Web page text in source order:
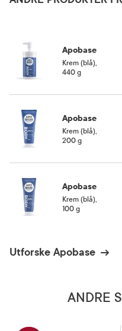
Rom (15-25 grader)
Apobase
Krem (blå)
440 g
Apobase
Krem (blå)
200 g
Apobase
Krem (blå)
100 g
Utforske Apobase
ANDRE